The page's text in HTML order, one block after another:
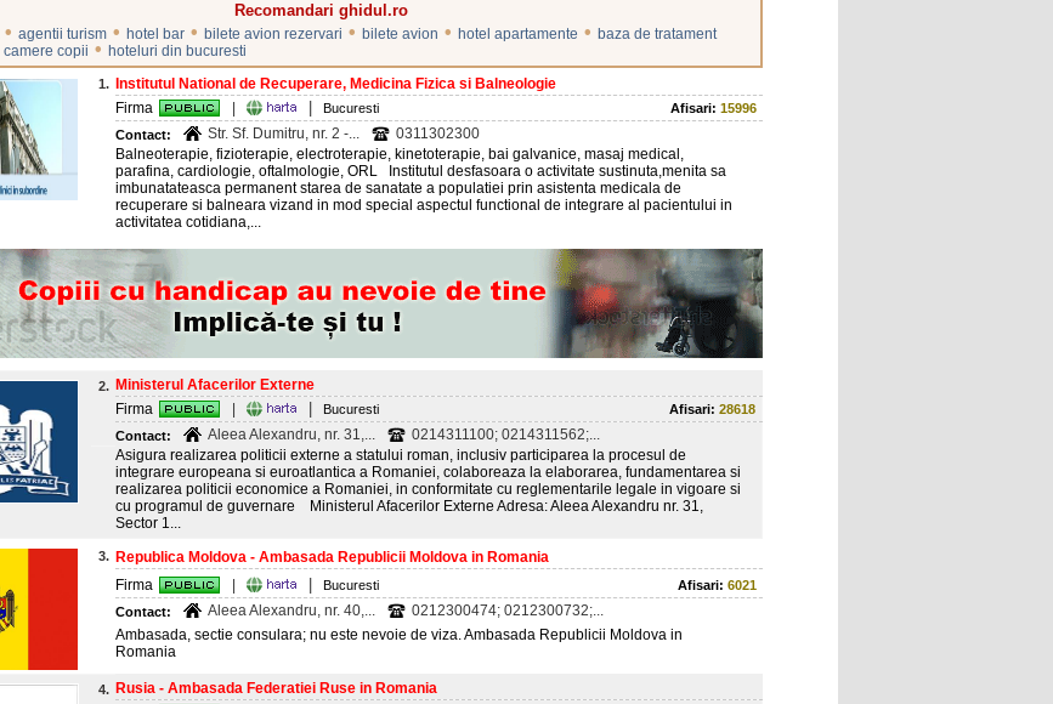
Recomandari ghidul.ro
• agentii turism • hotel bar • bilete avion rezervari • bilete avion • hotel apartamente • baza de tratament
camere copii • hoteluri din bucuresti
1.
Institutul National de Recuperare, Medicina Fizica si Balneologie
Firma
Bucuresti Afisari: 15996
Contact:
Str. Sf. Dumitru, nr. 2 -...
0311302300
Balneoterapie, fizioterapie, electroterapie, kinetoterapie, bai galvanice, masaj medical,
parafina, cardiologie, oftalmologie, ORL Institutul desfasoara o activitate sustinuta,menita sa
imbunatateasca permanent starea de sanatate a populatiei prin asistenta medicala de
recuperare si balneara vizand in mod special aspectul functional de integrare al pacientului in
activitatea cotidiana,...
2. Ministerul Afacerilor Externe
Firma
Bucuresti Afisari: 28618
Contact:
Aleea Alexandru, nr. 31,...
0214311100; 0214311562;...
Asigura realizarea politicii externe a statului roman, inclusiv participarea la procesul de
integrare europeana si euroatlantica a Romaniei, colaboreaza la elaborarea, fundamentarea si
realizarea politicii economice a Romaniei, in conformitate cu reglementarile legale in vigoare si
cu programul de guvernare Ministerul Afacerilor Externe Adresa: Aleea Alexandru nr. 31,
Sector 1...
3. Republica Moldova - Ambasada Republicii Moldova in Romania
Firma
Bucuresti Afisari: 6021
Contact:
Aleea Alexandru, nr. 40,...
0212300474; 0212300732;...
Ambasada, sectie consulara; nu este nevoie de viza. Ambasada Republicii Moldova in
Romania
4. Rusia - Ambasada Federatiei Ruse in Romania